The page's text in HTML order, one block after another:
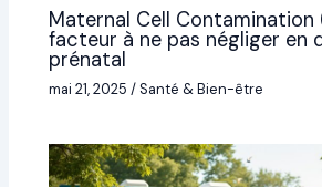
Maternal Cell Contamination
facteur à ne pas négliger en
prénatal
mai 21, 2025/Santé & Bien-être